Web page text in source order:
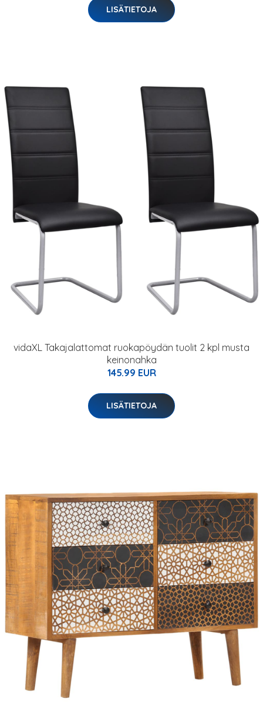
LISÄTIETOJA
vidaXL Takajalattomat ruokapöydän tuolit 2 kpl musta
keinonahka
145.99 EUR
LISÄTIETOJA